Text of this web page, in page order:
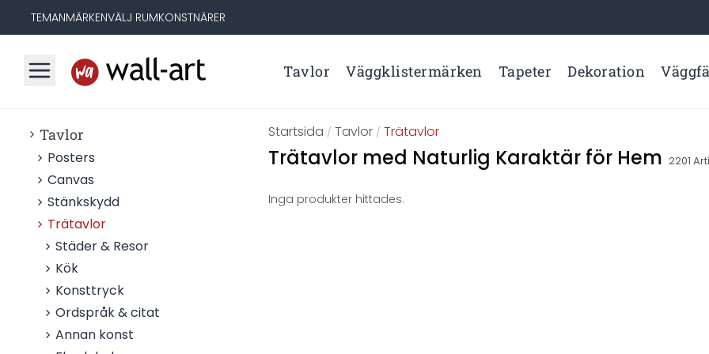
TEMANMÄRKENVÄLJ RUMKONSTNÄRER
Tavlor Väggklistermärken Tapeter Dekoration
Tavlor
Posters
Canvas
Stänkskydd
Trätavlor
Städer & Resor
Kök
Konsttryck
Ordspråk & citat
Annan konst
Startsida /Tavlor /Trätavlor
Trätavlor med Naturlig Karaktär för Hem 2201
Inga produkter hittades.